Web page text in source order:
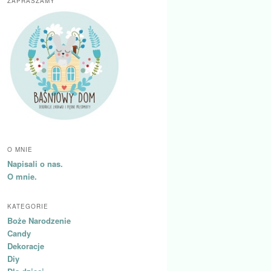
O MNIE
Napisali o nas.
O mnie.
KATEGORIE
Boże Narodzenie
Candy
Dekoracje
Diy